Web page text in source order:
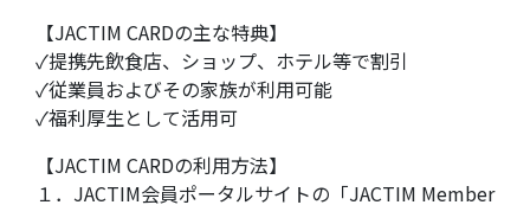
【JACTIM CARDの主な特典】
✓提携先飲食店、ショップ、ホテル等で割引
✓従業員およびその家族が利用可能
✓福利厚生として活用可
【JACTIM CARDの利用方法】
１．JACTIM会員ポータルサイトの「JACTIM Member